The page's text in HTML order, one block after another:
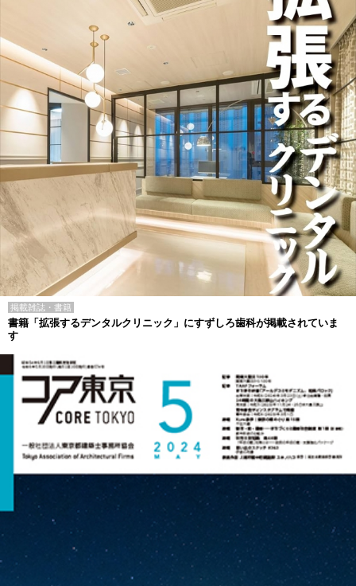
掲載雑誌・書籍
書籍「拡張するデンタルクリニック」にすずしろ歯科が掲載されていま
す